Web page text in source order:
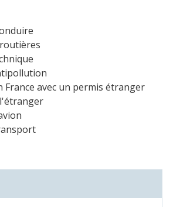
France avec un permis étranger